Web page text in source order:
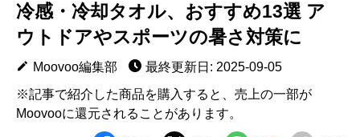
冷感・冷却タオル、おすすめ13選 ア
ウトドアやスポーツの暑さ対策に
Moovoo編集部
最終更新日: 2025-09-05
※記事で紹介した商品を購入すると、売上の一部が
Moovooに還元されることがあります。